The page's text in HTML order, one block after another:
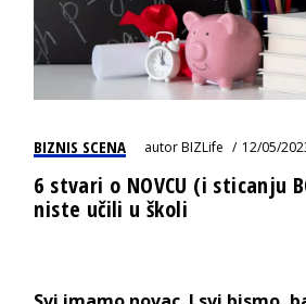
BIZNIS SCENA autorBIZLife 12/05/
6 stvari o NOVCU (i sticanju
niste učili u školi